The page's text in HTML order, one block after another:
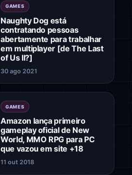
GAMES
Naughty Dog está
contratando pessoas
abertamente para trabalhar
em multiplayer [de The Last
of Us II?]
30 ago 2021
GAMES
Amazon lança primeiro
gameplay oficial de New
World, MMO RPG para PC
que vazou em site +18
11 out 2018